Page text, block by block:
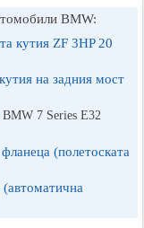
BMW:
кутия ZF 3HP 20
на задния мост
BMW 7 Series E32
(полетоската